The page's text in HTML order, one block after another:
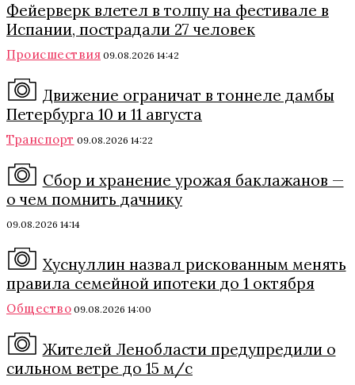
Фейерверк влетел в толпу на фестивале в
Испании, пострадали 27 человек
Происшествия 09.08.2026 14:42
Движение ограничат в тоннеле дамбы
Петербурга 10 и 11 августа
Транспорт 09.08.2026 14:22
Сбор и хранение урожая баклажанов —
о чем помнить дачнику
09.08.2026 14:14
Хуснуллин назвал рискованным менять
правила семейной ипотеки до 1 октября
Общество 09.08.2026 14:00
Жителей Ленобласти предупредили о
сильном ветре до 15 м/с